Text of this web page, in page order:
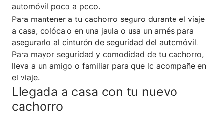
automóvil poco a poco.
Para mantener a tu cachorro seguro durante el viaje
a casa, colócalo en una jaula o usa un arnés para
asegurarlo al cinturón de seguridad del automóvil.
Para mayor seguridad y comodidad de tu cachorro,
lleva a un amigo o familiar para que lo acompañe en
el viaje.
Llegada a casa con tu nuevo
cachorro